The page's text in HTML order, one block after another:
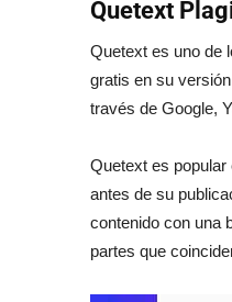
Quetext
Quetext es uno de
gratis en su
través de Google,
Quetext es
antes de su
contenido con una
partes que